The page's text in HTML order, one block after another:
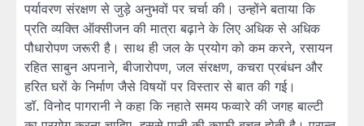
पर्यावरण संरक्षण से जुड़े अनुभवों पर चर्चा की। उन्होंने बताया कि
प्रति व्यक्ति ऑक्सीजन की मात्रा बढ़ाने के लिए अधिक से अधिक
पौधारोपण जरूरी है। साथ ही जल के प्रयोग को कम करने, रसायन
रहित साबुन अपनाने, बीजारोपण, जल संरक्षण, कचरा प्रबंधन और
हरित घरों के निर्माण जैसे विषयों पर विस्तार से बात की गई।
डॉ. विनोद पागरानी ने कहा कि नहाते समय फव्वारे की जगह बाल्टी